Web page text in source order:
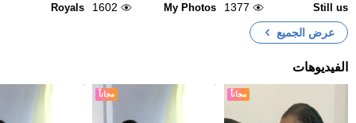
Still us
1377
My Photos
1602
Royals
عرض الجميع
الفيديوهات
مجاناً مجاناً